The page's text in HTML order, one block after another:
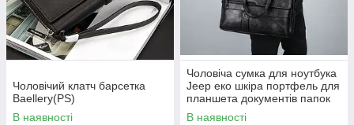
Чоловічий клатч барсетка
Baellery(PS)
В наявності
Чоловіча сумка для ноутбука
Jeep еко шкіра портфель для
планшета документів папок
А4(PS)
В наявності